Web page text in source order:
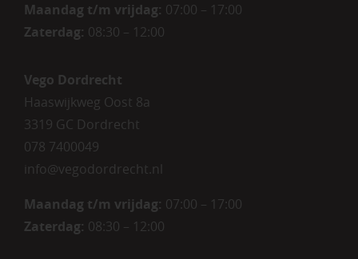
Maandag t/m vrijdag: 07:00 – 17:00
Zaterdag: 08:30 – 12:00
Vego Dordrecht
Haaswijkweg Oost 8a
3319 GC Dordrecht
078 7400049
info@vegodordrecht.nl
Maandag t/m vrijdag: 07:00 – 17:00
Zaterdag: 08:30 – 12:00